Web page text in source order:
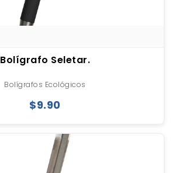
Bolígrafo Seletar.
Bolígrafos Ecológicos
$9.90